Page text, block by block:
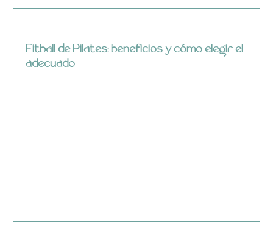
Fitball de Pilates: beneficios y cómo elegir el
adecuado